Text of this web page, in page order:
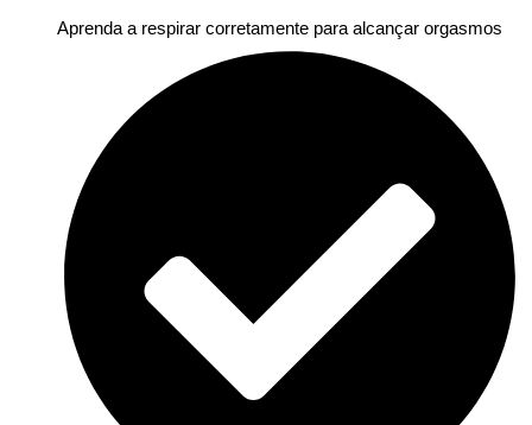
Aprenda a respirar corretamente para alcançar orgasmos